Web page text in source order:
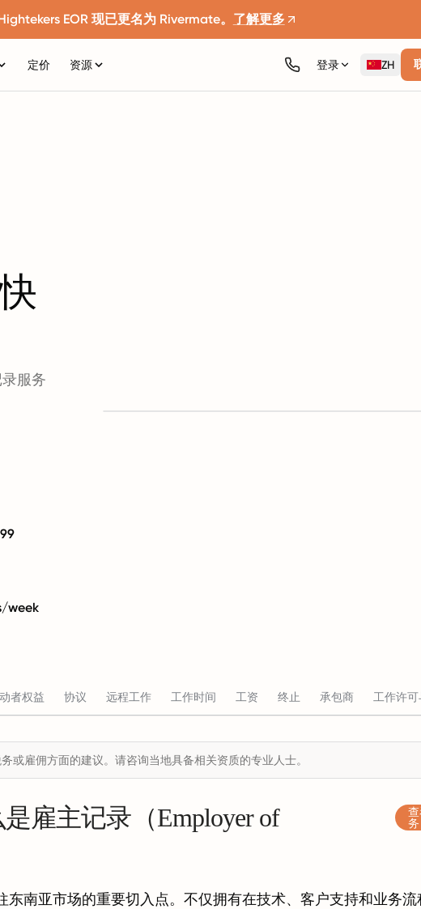
EOR 现已更名为 Rivermate。 了解更多
定价 资源 登录 ZH
服务
week
者权益 协议 远程工作 工作时间 工资 终止 承包商 工作许
或雇佣方面的建议。请咨询当地具备相关资质的专业人士。
雇主记录（Employer of
务
东南亚市场的重要切入点。不仅拥有在技术、客户支持和业务